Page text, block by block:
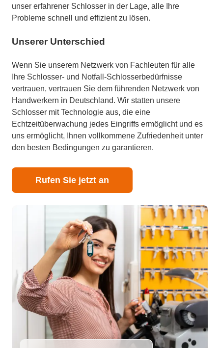
unser erfahrener Schlosser in der Lage, alle Ihre
Probleme schnell und effizient zu lösen.
Unserer Unterschied
Wenn Sie unserem Netzwerk von Fachleuten für alle
Ihre Schlosser- und Notfall-Schlosserbedürfnisse
vertrauen, vertrauen Sie dem führenden Netzwerk von
Handwerkern in Deutschland. Wir statten unsere
Schlosser mit Technologie aus, die eine
Echtzeitüberwachung jedes Eingriffs ermöglicht und es
uns ermöglicht, Ihnen vollkommene Zufriedenheit unter
den besten Bedingungen zu garantieren.
Rufen Sie jetzt an